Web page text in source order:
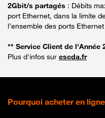
2Gbit/s partagés : Débits
port Ethernet, dans la limite
l’ensemble des ports
** Service Client de l'Année
Plus d'infos sur escda.fr
Pourquoi acheter en ligne